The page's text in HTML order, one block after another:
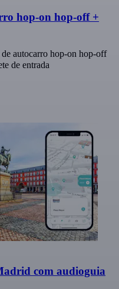
hop-on hop-off +
autocarro hop-on hop-off
de entrada
com audioguia